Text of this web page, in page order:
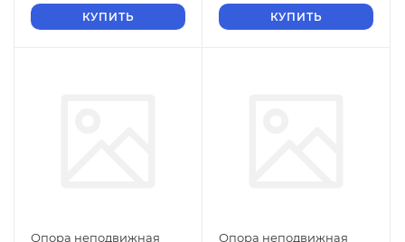
КУПИТЬ КУПИТЬ
Опора неподвижная
Опора неподвижная